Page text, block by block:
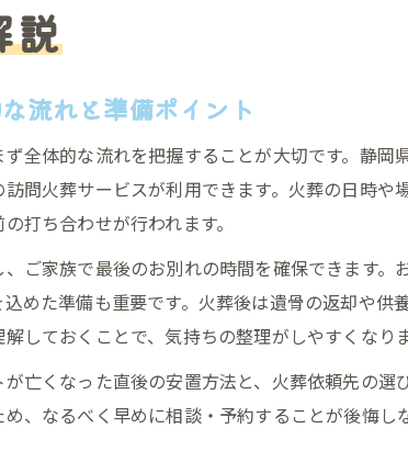
備
ント
内容
合い方
点
ビス
スト
ト
説
流れと準備ポイント
全体的な流れを把握することが大切です。静岡
問火葬サービスが利用できます。火葬の日時や
打ち合わせが行われます。
ご家族で最後のお別れの時間を確保できます。
めた準備も重要です。火葬後は遺骨の返却や供
しておくことで、気持ちの整理がしやすくなりま
亡くなった直後の安置方法と、火葬依頼先の選
、なるべく早めに相談・予約することが後悔し